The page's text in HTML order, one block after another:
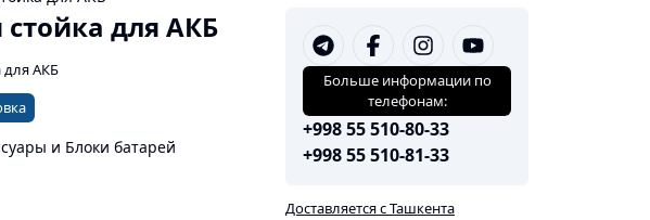
для АКБ
для АКБ
и Блоки батарей
Больше информации по
телефонам:
+998 55 510-80-33
+998 55 510-81-33
Доставляется с Ташкента